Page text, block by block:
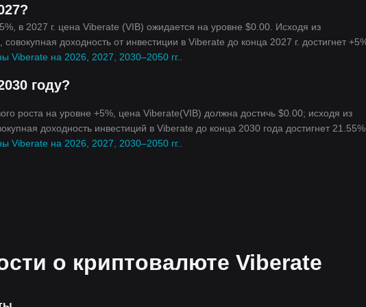
в 2027 г. цена Viberate (VIB) ожидается на уровне $0.00. Исходя из
доходность от инвестиции в Viberate до конца 2027 г. достигнет
Viberate на 2026, 2027, 2030–2050 гг.
году?
роста на уровне +5%, цена Viberate(VIB) должна достичь $0.00; исходя из
доходность инвестиций в Viberate до конца 2030 года достигнет
Viberate на 2026, 2027, 2030–2050 гг.
о криптовалюте Viberate